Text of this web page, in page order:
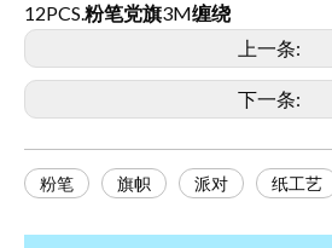
12PCS.粉笔党旗3M缠绕
上一条:
下一条:
粉笔 旗帜 派对 纸工艺